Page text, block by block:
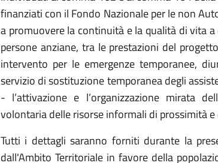
finanziati con il Fondo Nazionale per le non
a promuovere la continuità e la qualità di vita
persone anziane, tra le prestazioni del
intervento per le emergenze temporanee,
servizio di sostituzione temporanea degli
- l’attivazione e l’organizzazione mirata
volontaria delle risorse informali di prossimità e
Tutti i dettagli saranno forniti durante la
dall'Ambito Territoriale in favore della